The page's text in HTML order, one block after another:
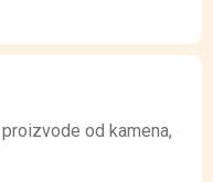
od kamena,